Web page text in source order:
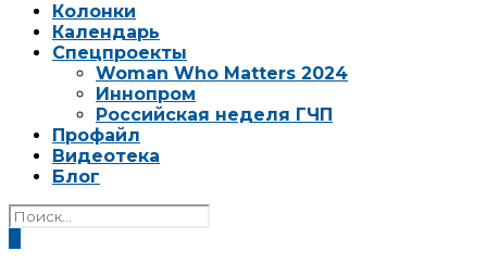
Колонки
Календарь
Спецпроекты
Woman Who Matters 2024
Иннопром
Российская неделя ГЧП
Профайл
Видеотека
Блог